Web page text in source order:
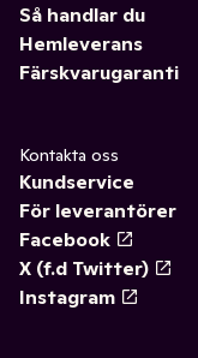
Så handlar du
Hemleverans
Färskvarugaranti
Kontakta oss
Kundservice
För leverantörer
Facebook
X (f.d Twitter)
Instagram